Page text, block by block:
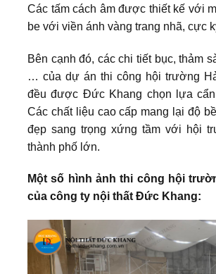
Các tấm cách âm được thiết kế với
be với viền ánh vàng trang nhã, cực
Bên cạnh đó, các chi tiết bục, thảm
… của dự án thi công hội trường
đều được Đức Khang chọn lựa
Các chất liệu cao cấp mang lại độ
đẹp sang trọng xứng tầm với hội
thành phố lớn.
Một số hình ảnh thi công hội
của công ty nội thất Đức Khang: